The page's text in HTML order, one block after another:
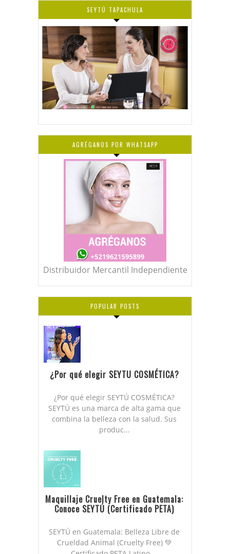
SEYTÚ TAPACHULA
AGRÉGANOS POR WHATSAPP
Distribuidor Mercantil Independiente
POPULAR POSTS
¿Por qué elegir SEYTU COSMÉTICA?
¿Por qué elegir SEYTÚ COSMÉTICA?
SEYTÚ es una marca de alta gama que
combina la belleza con la salud. Sus
produc...
Maquillaje Cruelty Free en Guatemala:
Conoce SEYTÚ (Certificado PETA)
SEYTÚ en Guatemala: Belleza Libre de
Crueldad Animal (Cruelty Free) 💚